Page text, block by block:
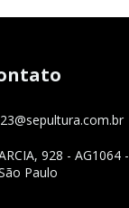
928 - AG1064 -
Paulo